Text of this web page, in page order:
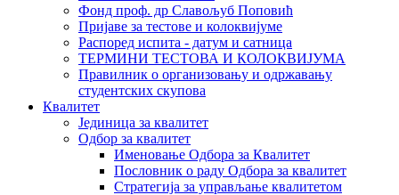
Фонд проф. др Славољуб Поповић
Пријаве за тестове и колоквијуме
Распоред испита - датум и сатница
ТЕРМИНИ ТЕСТОВА И КОЛОКВИЈУМА
Правилник о организовању и одржавању
студентских скупова
Квалитет
Јединица за квалитет
Одбор за квалитет
Именовање Одбора за Квалитет
Пословник о раду Одбора за квалитет
Стратегија за управљање квалитетом